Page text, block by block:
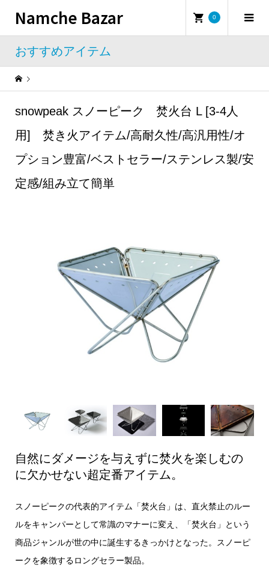
Namche Bazar 0
おすすめアイテム
: Undefined property: WP_Error::$name in /home/namchebazar/namchebazar.co.jp/public_html/wp-content/themes/iconic_tcd062/template-parts/breadcrumb.php
おすすめアイテム snowpeak スノーピーク 焚火台 L [3-4人用] 焚き火アイテム/高耐久性/高汎用性/オプション豊富/ベストセラー/ステンレス製/安定感/組み立て簡単
snowpeak スノーピーク 焚火台 L [3-4人
用] 焚き火アイテム/高耐久性/高汎用性/オ
プション豊富/ベストセラー/ステンレス製/安
定感/組み立て簡単
自然にダメージを与えずに焚火を楽しむの
に欠かせない超定番アイテム。
スノーピークの代表的アイテム「焚火台」は、直火禁止のルー
ルをキャンパーとして常識のマナーに変え、「焚火台」という
商品ジャンルが世の中に誕生するきっかけとなった。スノーピ
ークを象徴するロングセラー製品。